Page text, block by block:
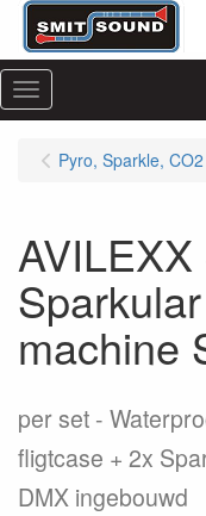
Menu
Pyro, Sparkle, CO2
machine
per set
fligtcase + 2x
DMX ingebouwd